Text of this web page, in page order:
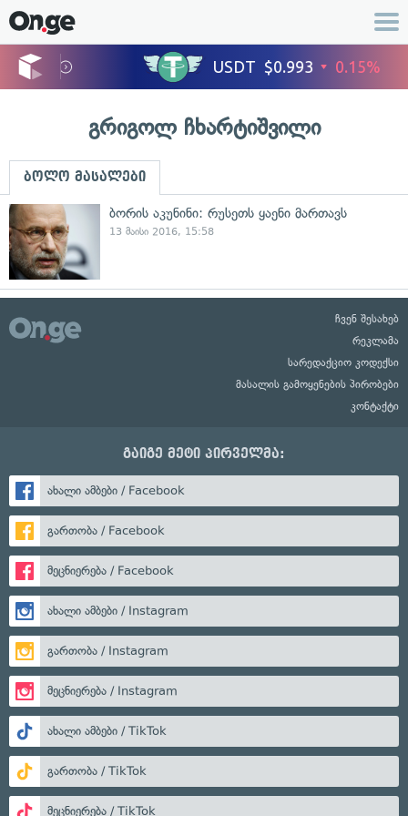
გრიგოლ ჩხარტიშვილი
ბოლო მასალები
ბორის აკუნინი: რუსეთს ყაენი მართავს
13 მაისი 2016, 15:58
ჩვენ შესახებ
რეკლამა
სარედაქციო კოდექსი
მასალის გამოყენების პირობები
კონტაქტი
გაიგე მეტი პირველმა:
ახალი ამბები / Facebook
გართობა / Facebook
მეცნიერება / Facebook
ახალი ამბები / Instagram
გართობა / Instagram
მეცნიერება / Instagram
ახალი ამბები / TikTok
გართობა / TikTok
მეცნიერება / TikTok